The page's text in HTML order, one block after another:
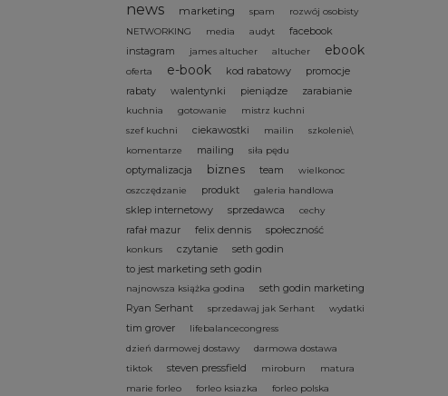
news marketing spam
rozwój osobisty
NETWORKING
media audyt
facebook
instagram
james altucher altucher ebook
oferta e-book kod rabatowy
promocje
rabaty
walentynki pieniądze zarabianie
kuchnia gotowanie
mistrz kuchni
szef kuchni
ciekawostki mailin
szkolenie\
komentarze
mailing siła pędu
optymalizacja biznes team
wielkonoc
oszczędzanie
produkt galeria handlowa
sklep internetowy sprzedawca cechy
rafał mazur felix dennis społeczność
konkurs czytanie
seth godin
to jest marketing seth godin
najnowsza książka godina
seth godin marketing
Ryan Serhant
sprzedawaj jak Serhant wydatki
tim grover
lifebalancecongress
dzień darmowej dostawy
darmowa dostawa
tiktok
steven pressfield miroburn
matura
marie forleo
forleo ksiazka
forleo polska